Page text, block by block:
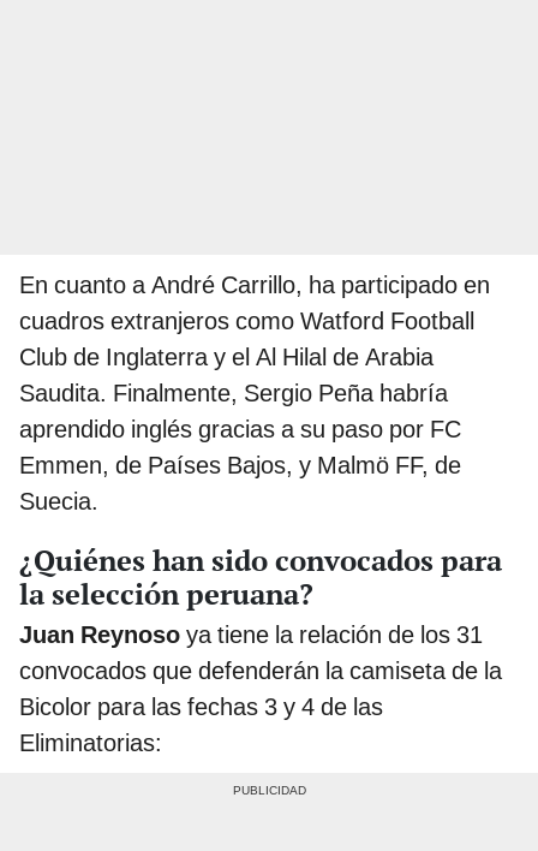
En cuanto a André Carrillo, ha participado en
cuadros extranjeros como Watford Football
Club de Inglaterra y el Al Hilal de Arabia
Saudita. Finalmente, Sergio Peña habría
aprendido inglés gracias a su paso por FC
Emmen, de Países Bajos, y Malmö FF, de
Suecia.
¿Quiénes han sido convocados para
la selección peruana?
Juan Reynoso ya tiene la relación de los 31
convocados que defenderán la camiseta de la
Bicolor para las fechas 3 y 4 de las
Eliminatorias: